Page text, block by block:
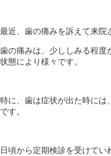
最近、歯の痛みを訴えて来院
歯の痛みは、少ししみる程度
状態により様々です。
特に、歯は症状が出た時には
です。
日頃から定期検診を受けてい